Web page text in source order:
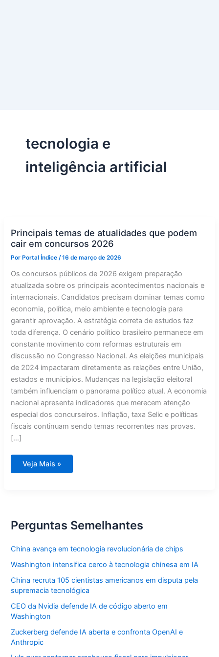
tecnologia e
inteligência artificial
Principais temas de atualidades que podem
cair em concursos 2026
Por Portal Índice/16 de março de 2026
Os concursos públicos de 2026 exigem preparação
atualizada sobre os principais acontecimentos nacionais e
internacionais. Candidatos precisam dominar temas como
economia, política, meio ambiente e tecnologia para
garantir aprovação. A estratégia correta de estudos faz
toda diferença. O cenário político brasileiro permanece em
constante movimento com reformas estruturais em
discussão no Congresso Nacional. As eleições municipais
de 2024 impactaram diretamente as relações entre União,
estados e municípios. Mudanças na legislação eleitoral
também influenciam o panorama político atual. A economia
nacional apresenta indicadores que merecem atenção
especial dos concurseiros. Inflação, taxa Selic e políticas
fiscais continuam sendo temas recorrentes nas provas.
[…]
Principais
temas
2026
Veja Mais »
Perguntas Semelhantes
China avança em tecnologia revolucionária de chips
Washington intensifica cerco à tecnologia chinesa em IA
China recruta 105 cientistas americanos em disputa pela
supremacia tecnológica
CEO da Nvidia defende IA de código aberto em
Washington
Zuckerberg defende IA aberta e confronta OpenAI e
Anthropic